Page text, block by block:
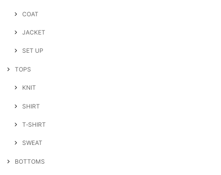
COAT
JACKET
SET UP
TOPS
KNIT
SHIRT
T‐SHIRT
SWEAT
BOTTOMS